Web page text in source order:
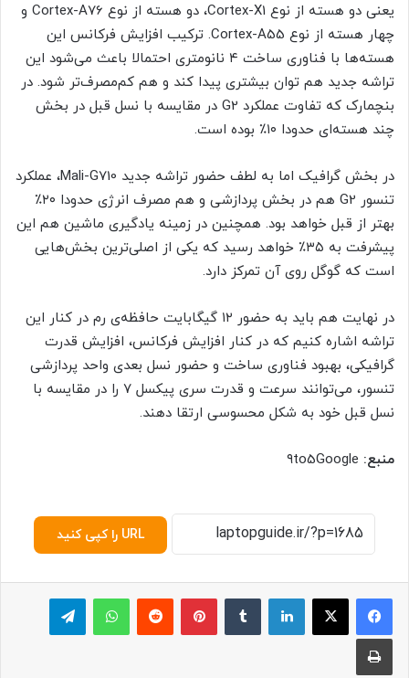
یعنی دو هسته از نوع Cortex-X1، دو هسته از نوع Cortex-A76 و
چهار هسته از نوع Cortex-A55. ترکیب افزایش فرکانس این
هسته‌ها با فناوری ساخت ۴ نانومتری احتمالا باعث می‌شود این
تراشه جدید هم توان بیشتری پیدا کند و هم کم‌مصرف‌تر شود. در
بنچمارک که تفاوت عملکرد G2 در مقایسه با نسل قبل در بخش
چند هسته‌ای حدودا ۱۰٪ بوده است.
در بخش گرافیک اما به لطف حضور تراشه جدید Mali-G710، عملکرد
تنسور G2 هم در بخش پردازشی و هم مصرف انرژی حدودا ۲۰٪
بهتر از قبل خواهد بود. همچنین در زمینه‌ یادگیری ماشین هم این
پیشرفت به ۳۵٪ خواهد رسید که یکی از اصلی‌ترین بخش‌هایی
است که گوگل روی آن تمرکز دارد.
در نهایت هم باید به حضور ۱۲ گیگابایت حافظه‌ی رم در کنار این
تراشه اشاره کنیم که در کنار افزایش فرکانس، افزایش قدرت
گرافیکی، بهبود فناوری ساخت و حضور نسل بعدی واحد پردازشی
تنسور، می‌توانند سرعت و قدرت سری پیکسل ۷ را در مقایسه با
نسل قبل خود به شکل محسوسی ارتقا دهند.
منبع: ۹to5Google
URL را کپی کنید
لینکدین پینترست ‫رددیت واتس آپ
چاپ